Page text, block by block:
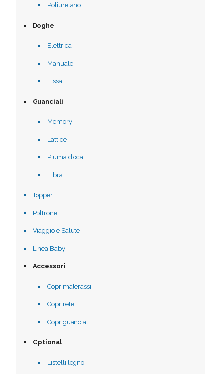
Poliuretano
Doghe
Elettrica
Manuale
Fissa
Guanciali
Memory
Lattice
Piuma d’oca
Fibra
Topper
Poltrone
Viaggio e Salute
Linea Baby
Accessori
Coprimaterassi
Coprirete
Copriguanciali
Optional
Listelli legno